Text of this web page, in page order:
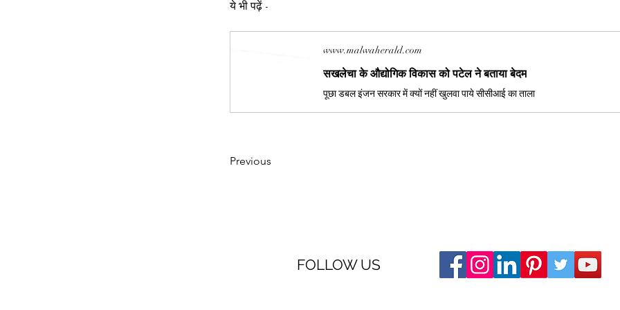
ये भी पढ़ें -
www.malwaherald.com
सखलेचा के औद्योगिक विकास को पटेल ने बताया बेदम
पूछा डबल इंजन सरकार में क्यों नहीं खुलवा पाये सीसीआई का ताला
Previous
FOLLOW US